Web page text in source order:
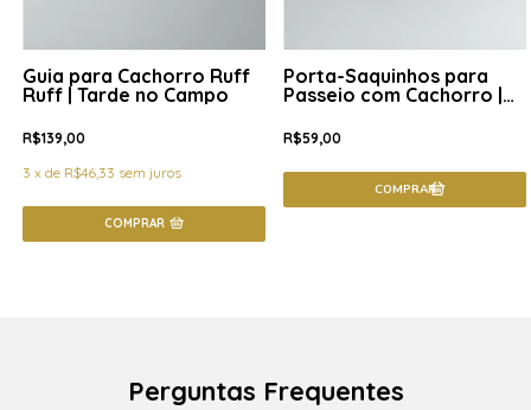
Guia para Cachorro Ruff
Ruff | Tarde no Campo
R$139,00
3 x de R$46,33 sem juros
COMPRAR
Porta-Saquinhos para
Passeio com Cachorro |
R$59,00
Perguntas Frequentes